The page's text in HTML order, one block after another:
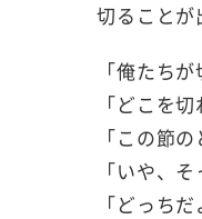
切ることが
「俺たち
「どこを
「この節
「いや、
「どっちだ